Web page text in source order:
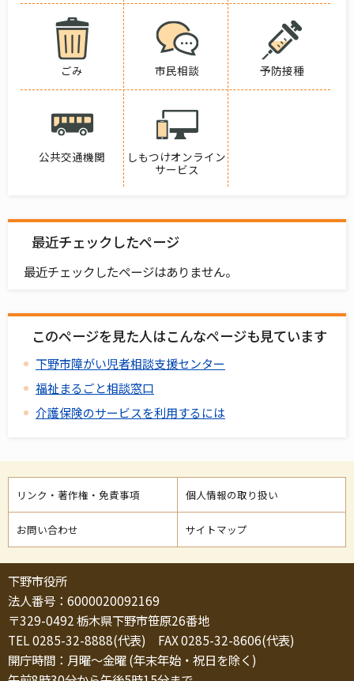
ごみ 市民相談 予防接種
公共交通機関
しもつけオンライン
サービス
最近チェックしたページ
最近チェックしたページはありません。
このページを見た人はこんなページも見ています
下野市障がい児者相談支援センター
福祉まるごと相談窓口
介護保険のサービスを利用するには
リンク・著作権・免責事項 個人情報の取り扱い
お問い合わせ サイトマップ
下野市役所
法人番号：6000020092169
〒329-0492 栃木県下野市笹原26番地
TEL 0285-32-8888(代表) FAX 0285-32-8606(代表)
開庁時間：月曜～金曜 (年末年始・祝日を除く)